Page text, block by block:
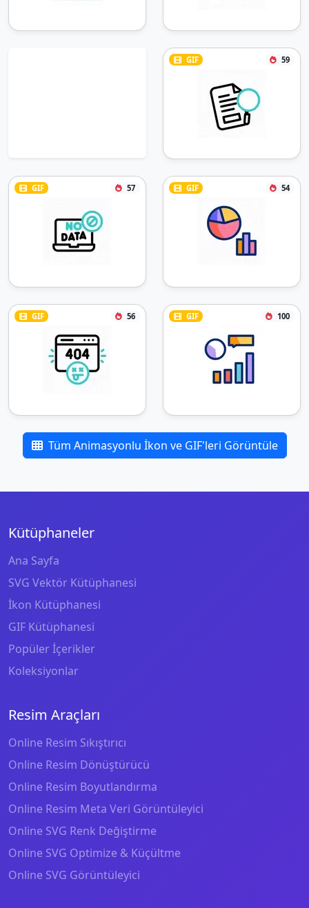
GIF 59
GIF 57 GIF 54
GIF 56 GIF 100
Tüm Animasyonlu İkon ve GIF'leri Görüntüle
Kütüphaneler
Ana Sayfa
SVG Vektör Kütüphanesi
İkon Kütüphanesi
GIF Kütüphanesi
Popüler İçerikler
Koleksiyonlar
Resim Araçları
Online Resim Sıkıştırıcı
Online Resim Dönüştürücü
Online Resim Boyutlandırma
Online Resim Meta Veri Görüntüleyici
Online SVG Renk Değiştirme
Online SVG Optimize & Küçültme
Online SVG Görüntüleyici